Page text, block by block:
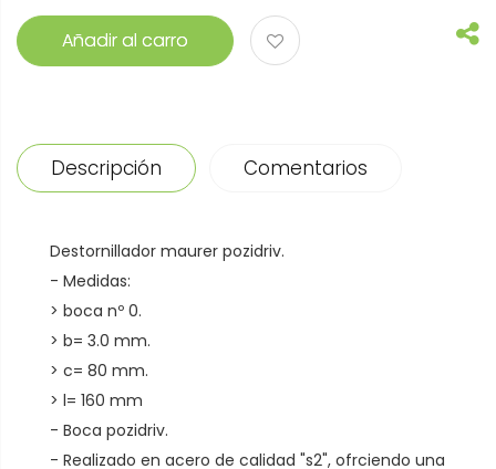
Añadir al carro
Descripción Comentarios
Destornillador maurer pozidriv.
- Medidas:
> boca nº 0.
> b= 3.0 mm.
> c= 80 mm.
> l= 160 mm
- Boca pozidriv.
- Realizado en acero de calidad "s2", ofrciendo una